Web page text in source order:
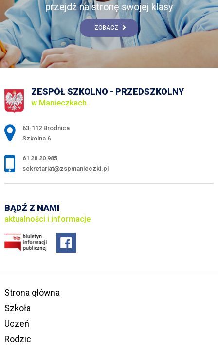
przejdź na stronę swojej klasy
ZOBACZ
ZESPÓŁ SZKOLNO - PRZEDSZKOLNY
w Manieczkach
Adres pocztowy:
63-112 Brodnica
Szkolna 6
61 28 20 985
sekretariat@zspmanieczki.pl
BĄDŹ Z NAMI
aktualności i informacje
Strona główna
Szkoła
Uczeń
Rodzic